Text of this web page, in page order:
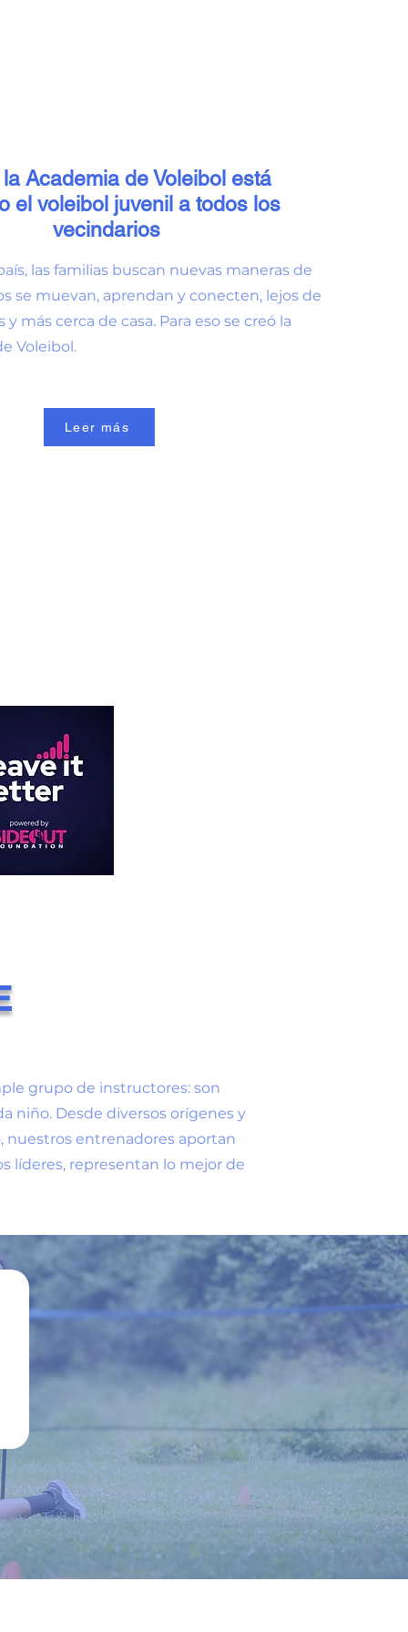
Academia de Voleibol está
el voleibol juvenil a todos los
vecindarios
las familias buscan nuevas maneras de
se muevan, aprendan y conecten, lejos de
y más cerca de casa. Para eso se creó la
Voleibol.
Leer más
grupo de instructores: son
niño. Desde diversos orígenes y
nuestros entrenadores aportan
líderes, representan lo mejor de